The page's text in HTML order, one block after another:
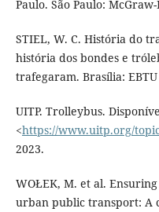
Paulo. São Paulo:
STIEL, W. C. História do
história dos bondes e
trafegaram. Brasília:
UITP. Trolleybus.
<https://www.uitp.org/
2023.
WOŁEK, M. et al.
urban public transport: A